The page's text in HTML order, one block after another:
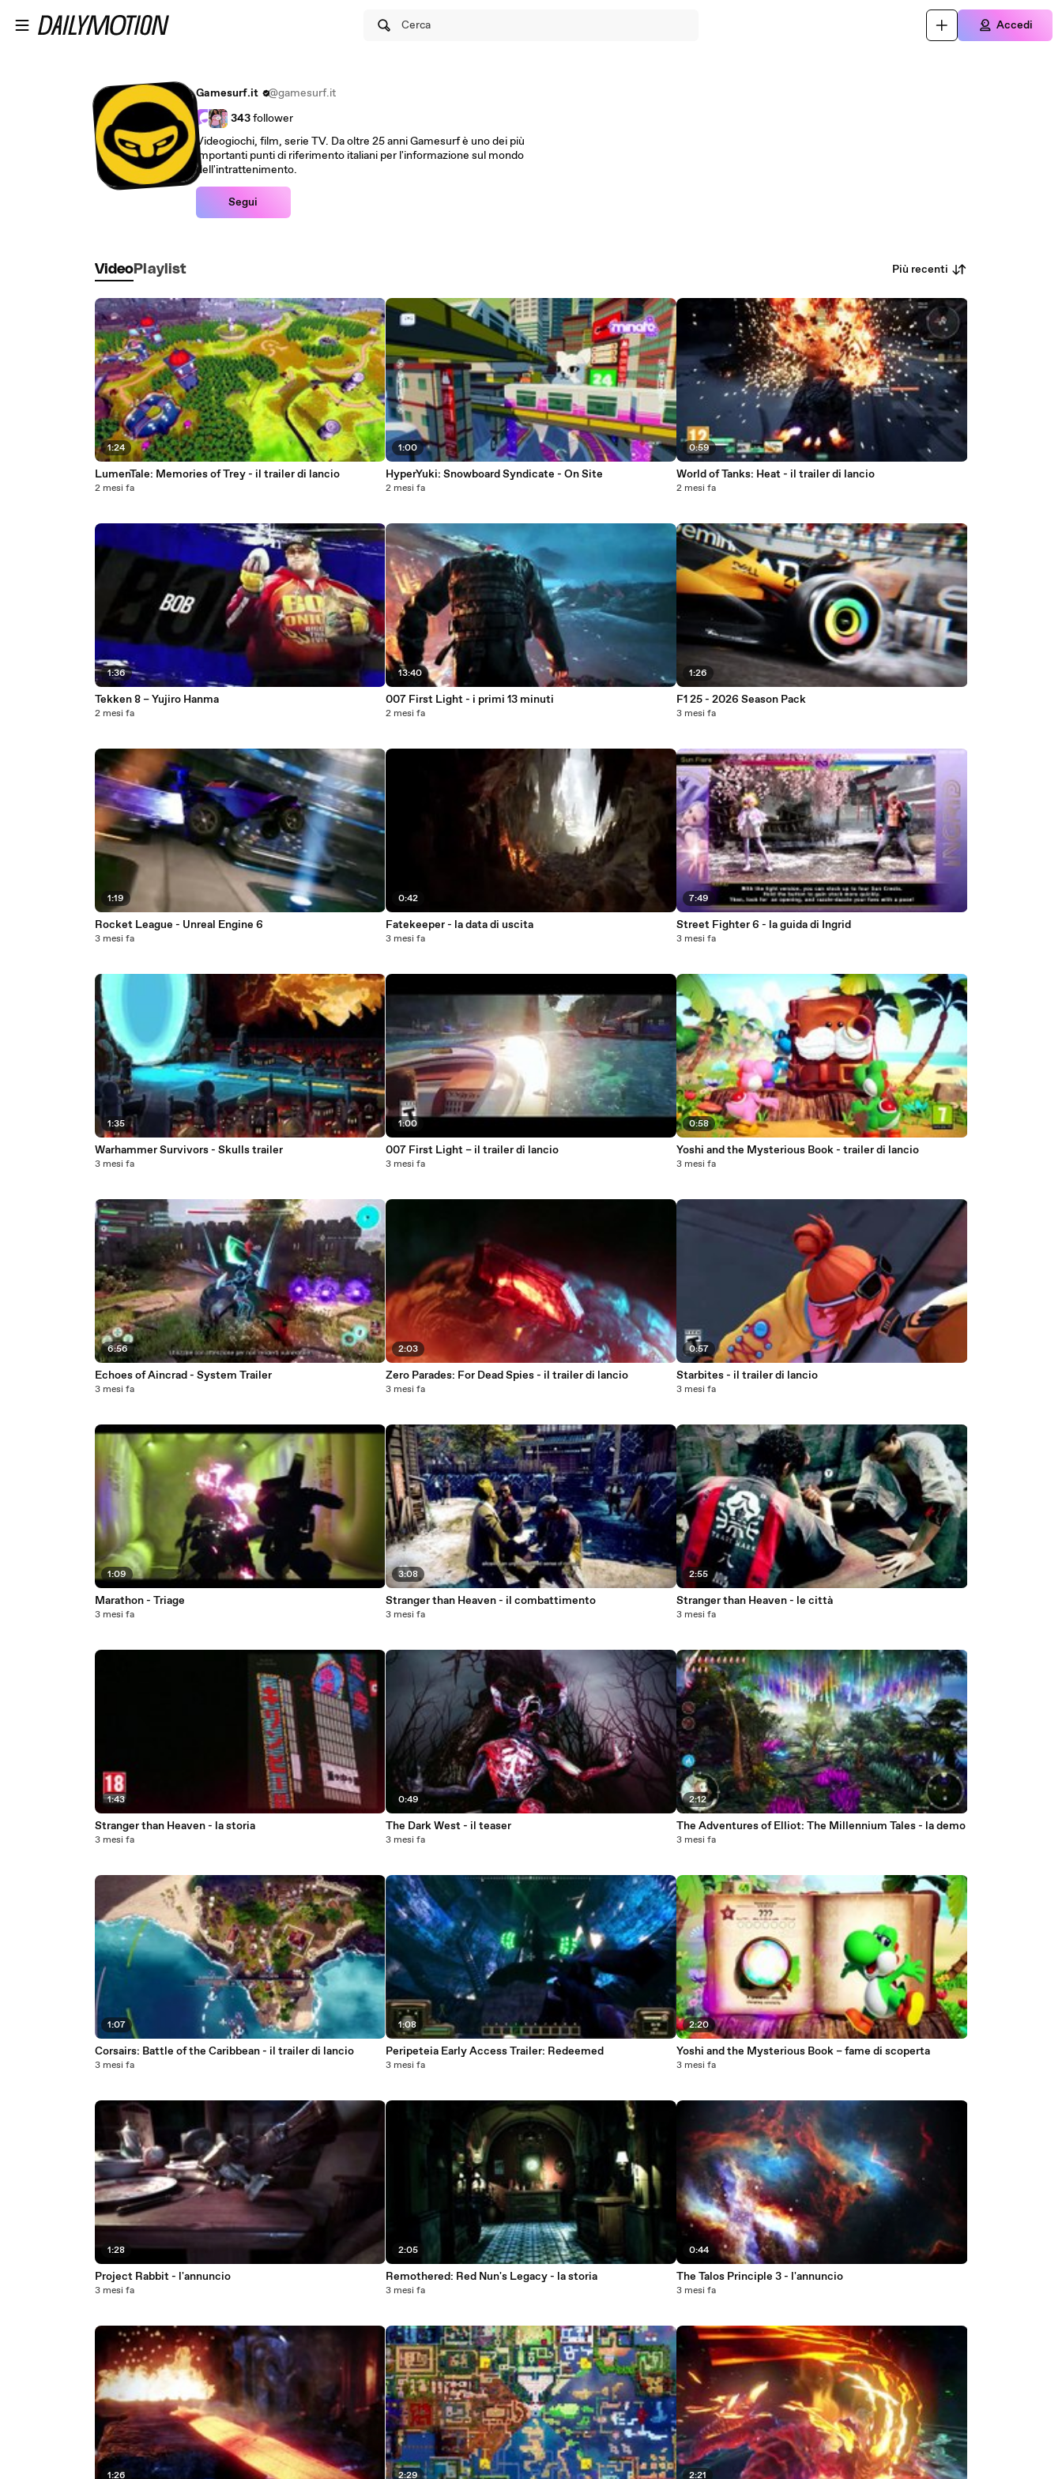
Cerca Accedi
Gamesurf.it
@gamesurf.it
343follower
Videogiochi, film, serie TV. Da oltre 25 anni Gamesurf è uno dei più
importanti punti di riferimento italiani per l'informazione sul mondo
dell'intrattenimento.
Segui
Video Playlist Più recenti
1:24
LumenTale: Memories of Trey - il trailer di lancio
2 mesi fa
1:36
Tekken 8 – Yujiro Hanma
2 mesi fa
1:19
Rocket League - Unreal Engine 6
3 mesi fa
1:35
Warhammer Survivors - Skulls trailer
3 mesi fa
6:56
Echoes of Aincrad - System Trailer
3 mesi fa
1:09
Marathon - Triage
3 mesi fa
1:43
Stranger than Heaven - la storia
3 mesi fa
1:07
Corsairs: Battle of the Caribbean - il trailer di lancio
3 mesi fa
1:28
Project Rabbit - l'annuncio
3 mesi fa
1:26
1:00
HyperYuki: Snowboard Syndicate - On Site
2 mesi fa
13:40
007 First Light - i primi 13 minuti
2 mesi fa
0:42
Fatekeeper - la data di uscita
3 mesi fa
1:00
007 First Light – il trailer di lancio
3 mesi fa
2:03
Zero Parades: For Dead Spies - il trailer di lancio
3 mesi fa
3:08
Stranger than Heaven - il combattimento
3 mesi fa
0:49
The Dark West - il teaser
3 mesi fa
1:08
Peripeteia Early Access Trailer: Redeemed
3 mesi fa
2:05
Remothered: Red Nun's Legacy - la storia
3 mesi fa
2:29
0:59
World of Tanks: Heat - il trailer di lancio
2 mesi fa
1:26
F1 25 - 2026 Season Pack
3 mesi fa
7:49
Street Fighter 6 - la guida di Ingrid
3 mesi fa
0:58
Yoshi and the Mysterious Book - trailer di lancio
3 mesi fa
0:57
Starbites - il trailer di lancio
3 mesi fa
2:55
Stranger than Heaven - le città
3 mesi fa
2:12
The Adventures of Elliot: The Millennium Tales - la demo
3 mesi fa
2:20
Yoshi and the Mysterious Book – fame di scoperta
3 mesi fa
0:44
The Talos Principle 3 - l'annuncio
3 mesi fa
2:21